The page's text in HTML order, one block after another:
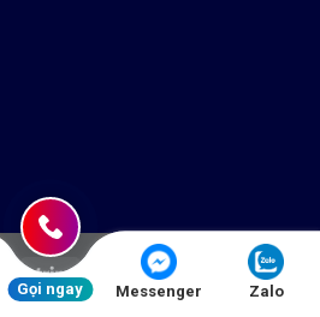
Gọi ngay Messenger Zalo